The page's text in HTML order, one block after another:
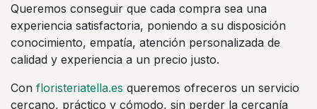
Queremos conseguir que cada compra sea una
experiencia satisfactoria, poniendo a su disposición
conocimiento, empatía, atención personalizada de
calidad y experiencia a un precio justo.
Con floristeriatella.es queremos ofreceros un servicio
cercano, práctico y cómodo, sin perder la cercanía